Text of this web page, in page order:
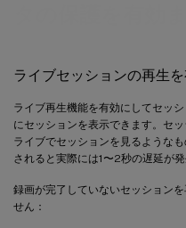
ライブセッションの再生
ライブ再生機能を有効にしてセッ
にセッションを表示できます。セ
ライブでセッションを見るような
されると実際には1〜2秒の遅延が発
録画が完了していないセッション
せん：